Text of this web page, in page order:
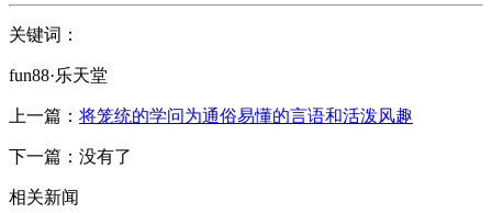
关键词：
fun88·乐天堂
上一篇： 将笼统的学问为通俗易懂的言语和活泼风趣
下一篇：没有了
相关新闻